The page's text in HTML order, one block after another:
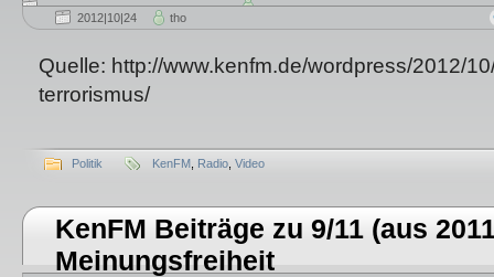
2012|10|24 tho
Quelle: http://www.kenfm.de/wordpress/2012/
terrorismus/
Politik KenFM Radio Video
KenFM Beiträge zu 9/11 (aus
Meinungsfreiheit